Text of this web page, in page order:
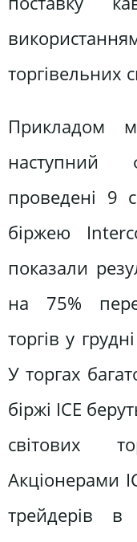
торгівельних
Прикладом
наступний
проведені 9
біржею
показали
на 75%
торгів у
У торгах
біржі ІСЕ
світових
Акціонерами
трейдерів в